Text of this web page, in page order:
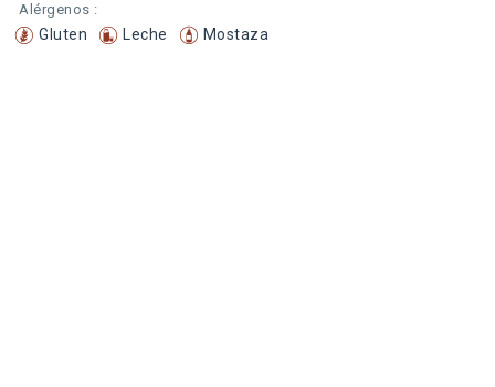
Alérgenos :
Gluten Leche Mostaza